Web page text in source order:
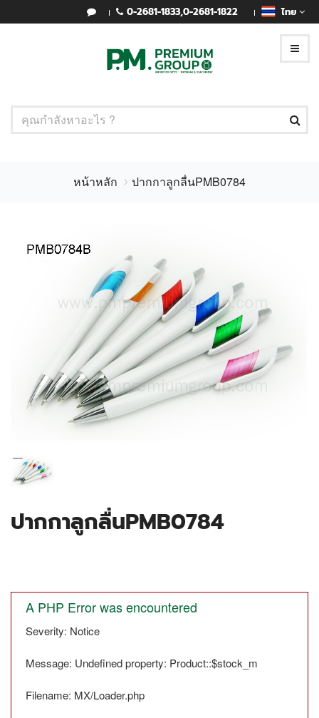
0-2681-1833,0-2681-1822 ไทย
หน้าหลัก ปากกาลูกลื่นPMB0784
ปากกาลูกลื่นPMB0784
A PHP Error was encountered
Severity: Notice
Message: Undefined property: Product::$stock_m
Filename: MX/Loader.php